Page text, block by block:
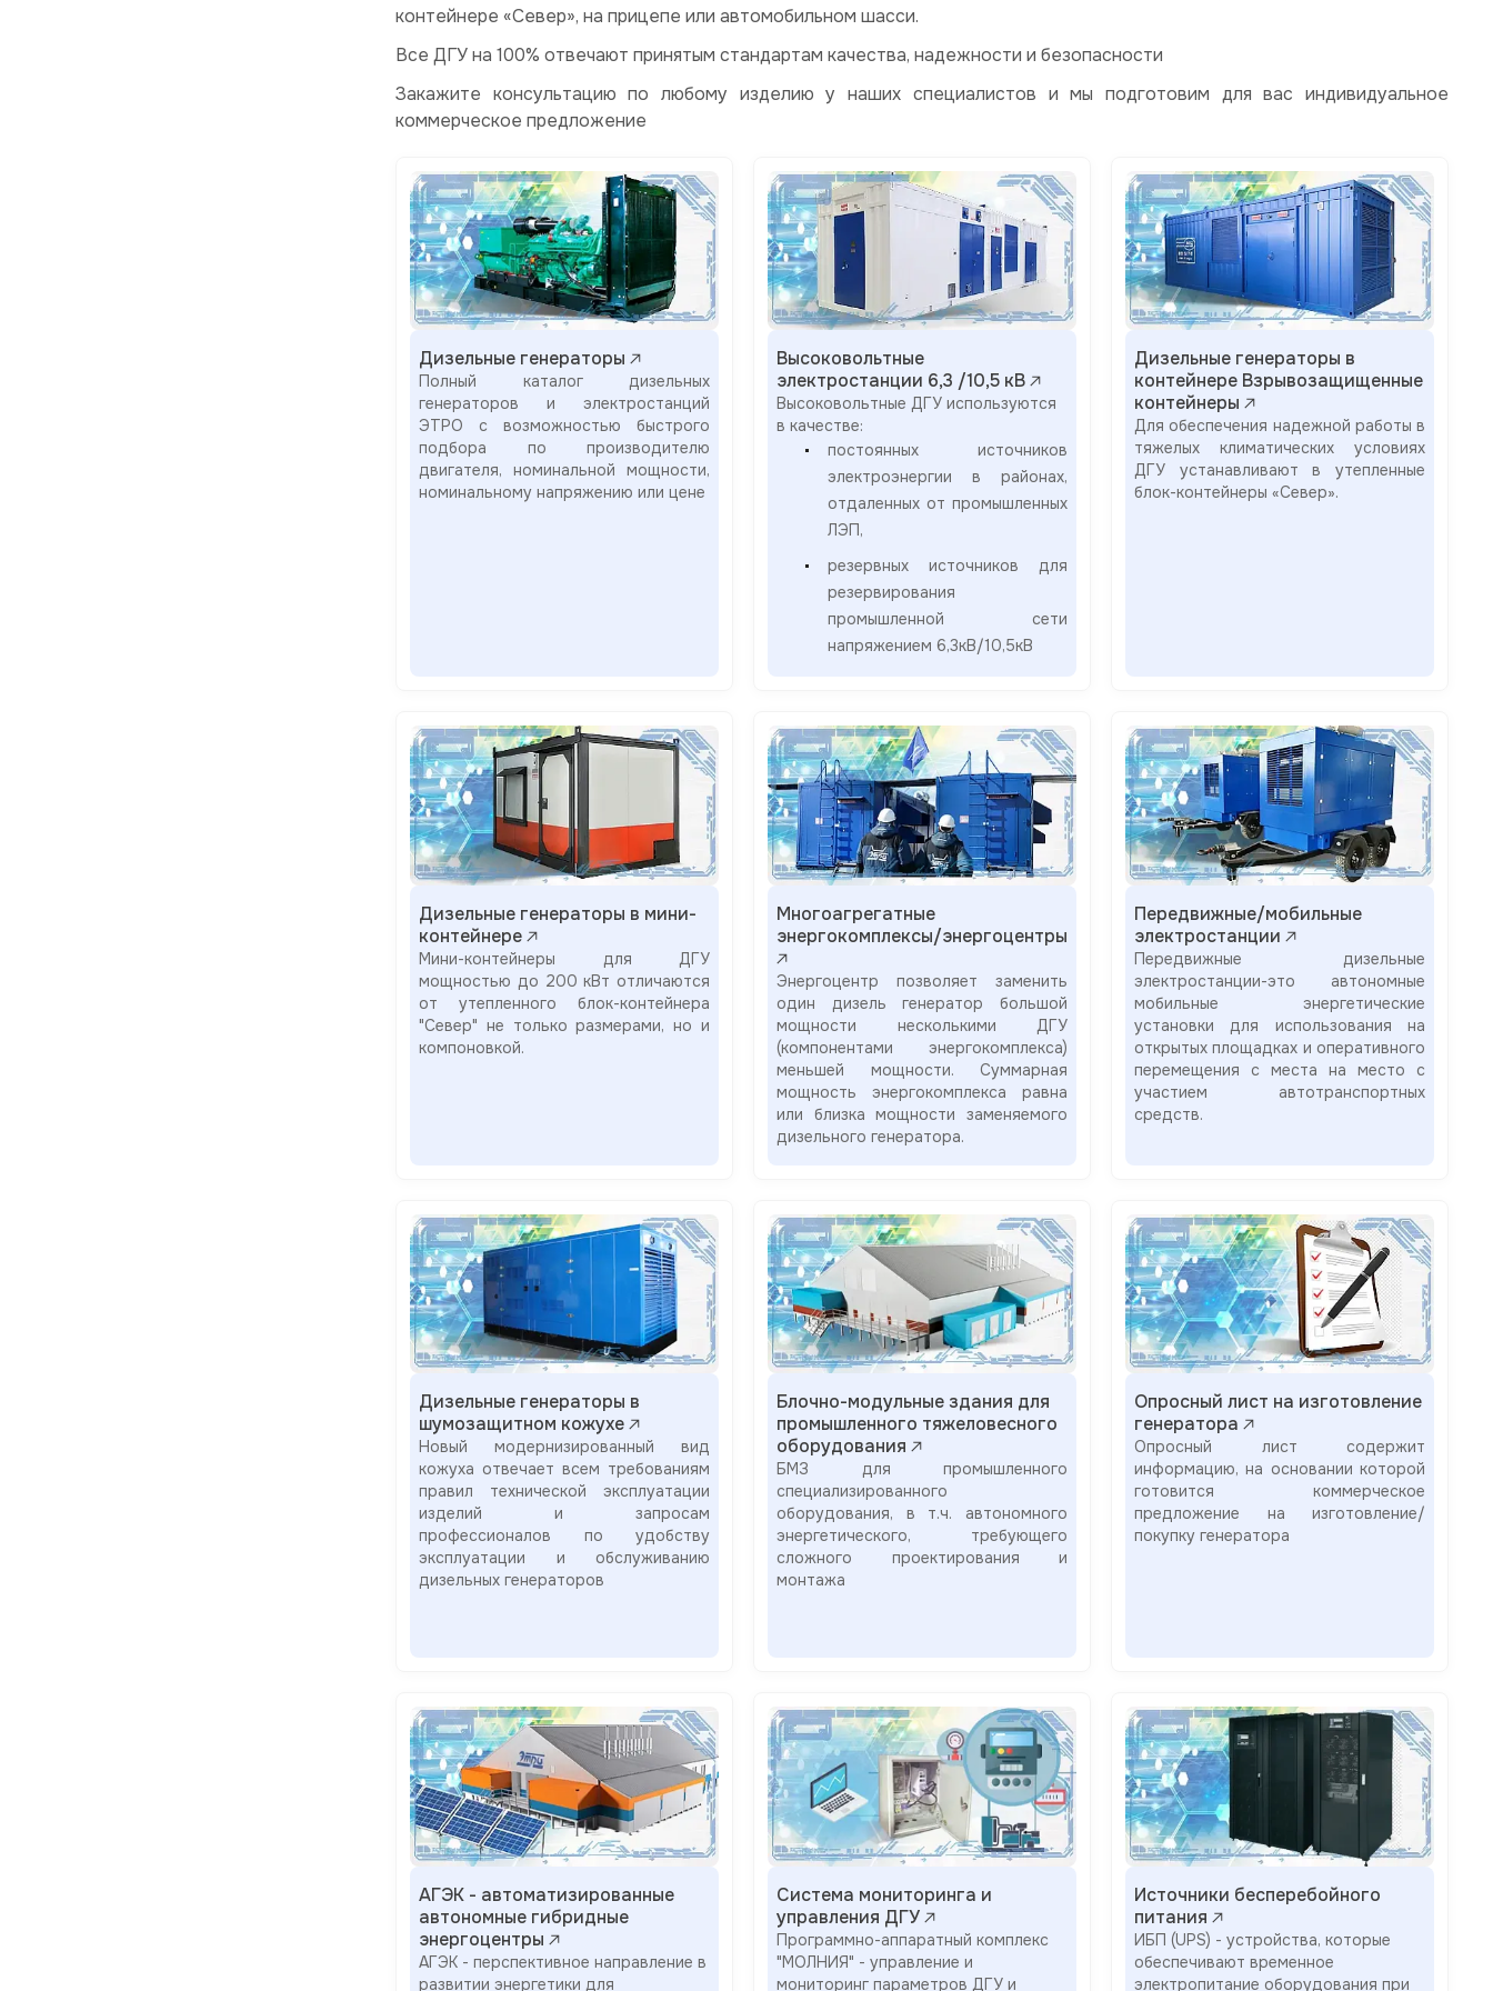
контейнере «Север», на прицепе или автомобильном шасси.
Все ДГУ на 100% отвечают принятым стандартам качества, надежности и безопасности
Закажите консультацию по любому изделию у наших специалистов и мы подготовим для вас индивидуальное
коммерческое предложение
Дизельные генераторы
Полный каталог дизельных
генераторов и электростанций
ЭТРО с возможностью быстрого
подбора по производителю
двигателя, номинальной мощности,
номинальному напряжению или цене
Высоковольтные
электростанции 6,3 /10,5 кВ
Высоковольтные ДГУ используются
в качестве:
постоянных источников
электроэнергии в районах,
отдаленных от промышленных
ЛЭП,
резервных источников для
резервирования
промышленной сети
напряжением 6,3кВ/10,5кВ
Дизельные генераторы в
контейнере Взрывозащищенные
контейнеры
Для обеспечения надежной работы в
тяжелых климатических условиях
ДГУ устанавливают в утепленные
блок-контейнеры «Север».
Дизельные генераторы в мини-
контейнере
Мини-контейнеры для ДГУ
мощностью до 200 кВт отличаются
от утепленного блок-контейнера
"Север" не только размерами, но и
компоновкой.
Многоагрегатные
энергокомплексы/энергоцентры
Энергоцентр позволяет заменить
один дизель генератор большой
мощности несколькими ДГУ
(компонентами энергокомплекса)
меньшей мощности. Суммарная
мощность энергокомплекса равна
или близка мощности заменяемого
дизельного генератора.
Передвижные/мобильные
электростанции
Передвижные дизельные
электростанции-это автономные
мобильные энергетические
установки для использования на
открытых площадках и оперативного
перемещения с места на место с
участием автотранспортных
средств.
Дизельные генераторы в
шумозащитном кожухе
Новый модернизированный вид
кожуха отвечает всем требованиям
правил технической эксплуатации
изделий и запросам
профессионалов по удобству
эксплуатации и обслуживанию
дизельных генераторов
Блочно-модульные здания для
промышленного тяжеловесного
оборудования
БМЗ для промышленного
специализированного
оборудования, в т.ч. автономного
энергетического, требующего
сложного проектирования и
монтажа
Опросный лист на изготовление
генератора
Опросный лист содержит
информацию, на основании которой
готовится коммерческое
предложение на изготовление/
покупку генератора
АГЭК - автоматизированные
автономные гибридные
энергоцентры
АГЭК - перспективное направление в
развитии энергетики для
Система мониторинга и
управления ДГУ
Программно-аппаратный комплекс
"МОЛНИЯ" - управление и
мониторинг параметров ДГУ и
Источники бесперебойного
питания
ИБП (UPS) - устройства, которые
обеспечивают временное
электропитание оборудования при